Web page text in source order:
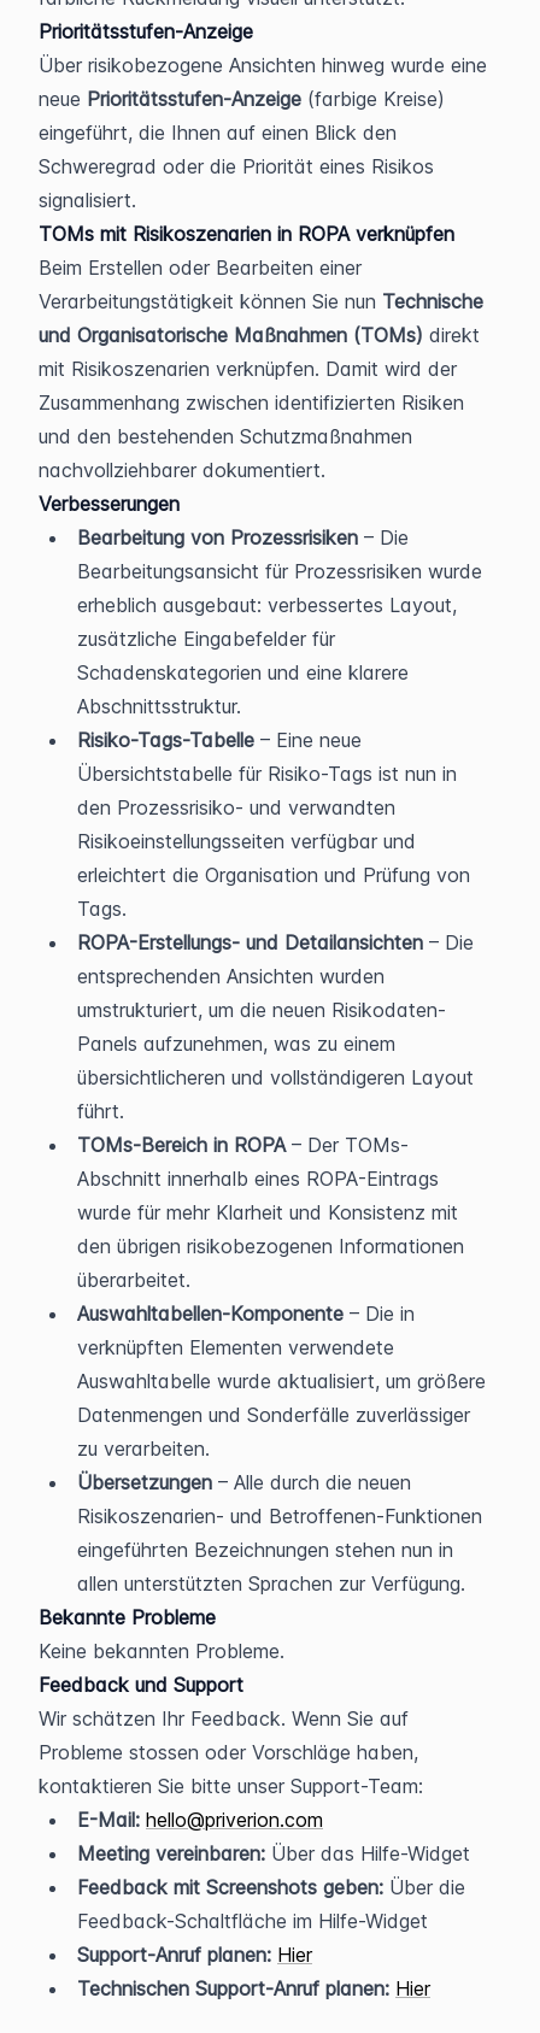
Prioritätsstufen-Anzeige
Über risikobezogene Ansichten hinweg wurde eine
neue Prioritätsstufen-Anzeige (farbige Kreise)
eingeführt, die Ihnen auf einen Blick den
Schweregrad oder die Priorität eines Risikos
signalisiert.
TOMs mit Risikoszenarien in ROPA verknüpfen
Beim Erstellen oder Bearbeiten einer
Verarbeitungstätigkeit können Sie nun Technische
und Organisatorische Maßnahmen (TOMs) direkt
mit Risikoszenarien verknüpfen. Damit wird der
Zusammenhang zwischen identifizierten Risiken
und den bestehenden Schutzmaßnahmen
nachvollziehbarer dokumentiert.
Verbesserungen
Bearbeitung von Prozessrisiken – Die
Bearbeitungsansicht für Prozessrisiken wurde
erheblich ausgebaut: verbessertes Layout,
zusätzliche Eingabefelder für
Schadenskategorien und eine klarere
Abschnittsstruktur.
Risiko-Tags-Tabelle – Eine neue
Übersichtstabelle für Risiko-Tags ist nun in
den Prozessrisiko- und verwandten
Risikoeinstellungsseiten verfügbar und
erleichtert die Organisation und Prüfung von
Tags.
ROPA-Erstellungs- und Detailansichten – Die
entsprechenden Ansichten wurden
umstrukturiert, um die neuen Risikodaten-
Panels aufzunehmen, was zu einem
übersichtlicheren und vollständigeren Layout
führt.
TOMs-Bereich in ROPA – Der TOMs-
Abschnitt innerhalb eines ROPA-Eintrags
wurde für mehr Klarheit und Konsistenz mit
den übrigen risikobezogenen Informationen
überarbeitet.
Auswahltabellen-Komponente – Die in
verknüpften Elementen verwendete
Auswahltabelle wurde aktualisiert, um größere
Datenmengen und Sonderfälle zuverlässiger
zu verarbeiten.
Übersetzungen – Alle durch die neuen
Risikoszenarien- und Betroffenen-Funktionen
eingeführten Bezeichnungen stehen nun in
allen unterstützten Sprachen zur Verfügung.
Bekannte Probleme
Keine bekannten Probleme.
Feedback und Support
Wir schätzen Ihr Feedback. Wenn Sie auf
Probleme stossen oder Vorschläge haben,
kontaktieren Sie bitte unser Support-Team:
E-Mail: hello@priverion.com
Meeting vereinbaren: Über das Hilfe-Widget
Feedback mit Screenshots geben: Über die
Feedback-Schaltfläche im Hilfe-Widget
Support-Anruf planen: Hier
Technischen Support-Anruf planen: Hier